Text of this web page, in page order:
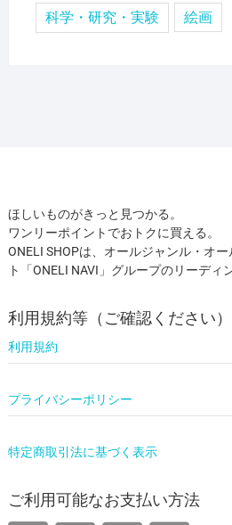
科学・研究・実験 絵画
ほしいものがきっと見つかる。
ワンリーポイントでおトクに買える。
ONELI SHOPは、オールジャンル・オ
ト「ONELI NAVI」グループのリーディ
利用規約等（ご確認ください）
利用規約
プライバシーポリシー
特定商取引法に基づく表示
ご利用可能なお支払い方法